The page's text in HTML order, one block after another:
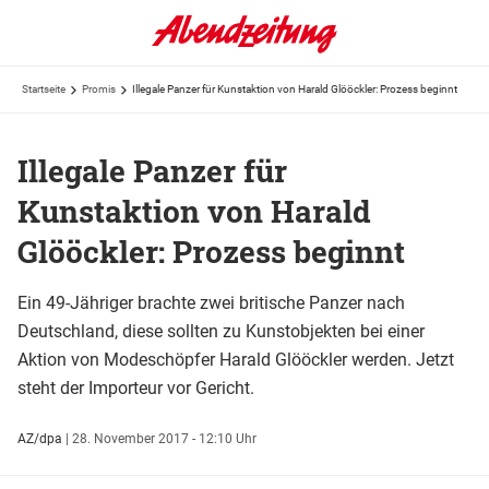
Startseite Promis Illegale Panzer für Kunstaktion von Harald Glööckler: Prozess beginnt
Illegale Panzer für
Kunstaktion von Harald
Glööckler: Prozess beginnt
Ein 49-Jähriger brachte zwei britische Panzer nach
Deutschland, diese sollten zu Kunstobjekten bei einer
Aktion von Modeschöpfer Harald Glööckler werden. Jetzt
steht der Importeur vor Gericht.
AZ/dpa | 28. November 2017 - 12:10 Uhr